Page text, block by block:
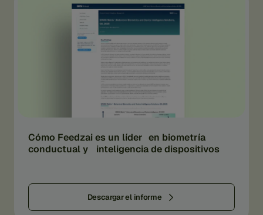
Cómo Feedzai es un líder en biometría
conductual y inteligencia de dispositivos
Descargar el informe